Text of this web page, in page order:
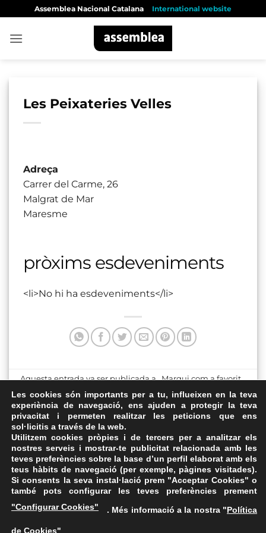
content
Assemblea Nacional Catalana International website
Les Peixateries Velles
Adreça
Carrer del Carme, 26
Malgrat de Mar
Maresme
pròxims esdeveniments
<li>No hi ha esdeveniments</li>
Aquesta entrada va ser publicada a . Marqui com a favorit
Enllaç permanent
Can Campassol – Torre del
Castell
FAQs
Les cookies són importants per a tu, influeixen en la teva
experiència de navegació, ens ajuden a protegir la teva
privacitat i permeten realitzar les peticions que ens
sol·licitis a través de la web.
Utilitzem cookies pròpies i de tercers per a analitzar els
nostres serveis i mostrar-te publicitat relacionada amb les
teves preferències sobre la base d’un perfil elaborat amb els
teus hàbits de navegació (per exemple, pàgines visitades).
Si consents la seva instal·lació prem "Acceptar Cookies" o
també pots configurar les teves preferències prement
"Configurar Cookies"
. Més informació a la nostra "Política
de Cookies"